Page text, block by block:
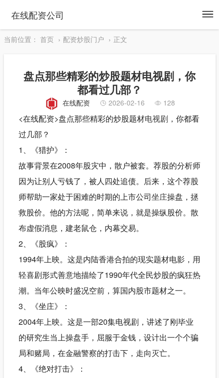
在线配资公司
当前位置： 首页 配资炒股门户 正文
盘点那些精彩的炒股题材电视剧，你
都看过几部？
在线配资 2026-02-16 128
<在线配资>盘点那些精彩的炒股题材电视剧 ，你都看
过几部？
1、《猎护》：
故事背景在2008年股灾中，散户被套。荐股的分析师
因为让别人亏钱了，被人四处追债。后来，这个荐股
师帮助一家处于困难的时期的上市公司坐庄操盘，拯
救股价。他的方法呢，简单来说，就是操纵股价。散
布虚假消息，建老鼠仓，内幕交易。
2、《股疯》：
1994年上映。这是内陆香港合拍的现实题材电影，用
轻喜剧形式善意地描绘了1990年代全民炒股的疯狂热
潮。当年公映时盛况空前，算国内股市题材之一。
3、《坐庄》：
2004年上映。这是一部20集电视剧，讲述了刚毕业
的研究生当上操盘手，屈服于金钱，设计出一个个骗
局和赌局，在金融警察的打击下，走向灭亡。
4、《绝对打击》：